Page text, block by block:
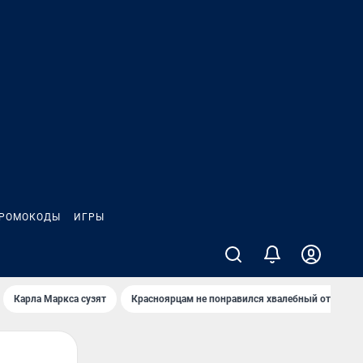
ИГРЫ
Карла Маркса сузят Красноярцам не понравился хвалебный отзыв о